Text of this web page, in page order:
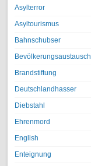
Asylterror
Asyltourismus
Bahnschubser
Bevölkerungsaustausch
Brandstiftung
Deutschlandhasser
Diebstahl
Ehrenmord
English
Enteignung